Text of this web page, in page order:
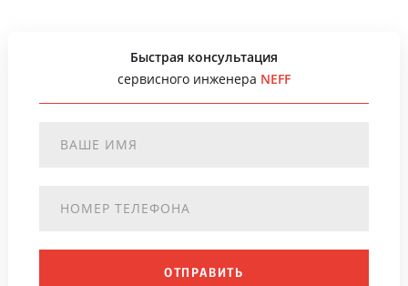
Быстрая консультация
сервисного инженера NEFF
ОТПРАВИТЬ